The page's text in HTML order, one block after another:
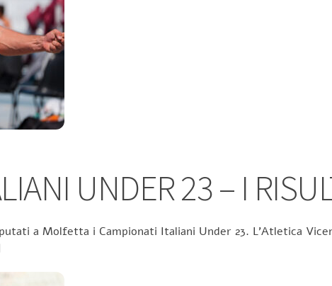
UNDER 23 – I
a Molfetta i Campionati Italiani Under 23. L’Atletica